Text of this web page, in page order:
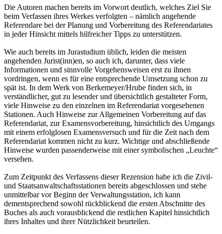
Die Autoren machen bereits im Vorwort deutlich, welches Ziel Sie
beim Verfassen ihres Werkes verfolgten – nämlich angehende
Referendare bei der Planung und Vorbereitung des Referendariates
in jeder Hinsicht mittels hilfreicher Tipps zu unterstützen.
Wie auch bereits im Jurastudium üblich, leiden die meisten
angehenden Jurist(inn)en, so auch ich, darunter, dass viele
Informationen und sinnvolle Vorgehensweisen erst zu ihnen
vordringen, wenn es für eine entsprechende Umsetzung schon zu
spät ist. In dem Werk von Berkemeyer/Hrube finden sich, in
verständlicher, gut zu lesender und übersichtlich gestalteter Form,
viele Hinweise zu den einzelnen im Referendariat vorgesehenen
Stationen. Auch Hinweise zur Allgemeinen Vorbereitung auf das
Referendariat, zur Examensvorbereitung, hinsichtlich des Umgangs
mit einem erfolglosen Examensversuch und für die Zeit nach dem
Referendariat kommen nicht zu kurz. Wichtige und abschließende
Hinweise wurden passenderweise mit einer symbolischen „Leuchte“
versehen.
Zum Zeitpunkt des Verfassens dieser Rezension habe ich die Zivil-
und Staatsanwaltschaftsstationen bereits abgeschlossen und stehe
unmittelbar vor Beginn der Verwaltungsstation, ich kann
dementsprechend sowohl rückblickend die ersten Abschnitte des
Buches als auch vorausblickend die restlichen Kapitel hinsichtlich
ihres Inhaltes und ihrer Nützlichkeit beurteilen.